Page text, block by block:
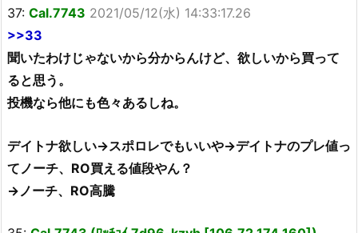
37: Cal.7743 2021/05/12(水) 14:33:17.26
>>33
聞いたわけじゃないから分からんけど、欲しいから買って
ると思う。
投機なら他にも色々あるしね。
デイトナ欲しい→スポロレでもいいや→デイトナのプレ値っ
てノーチ、RO買える値段やん？
→ノーチ、RO高騰